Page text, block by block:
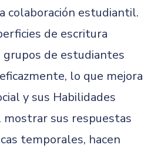
colaboración estudiantil.
de escritura
de estudiantes
lo que mejora
y sus Habilidades
mostrar sus respuestas
temporales, hacen